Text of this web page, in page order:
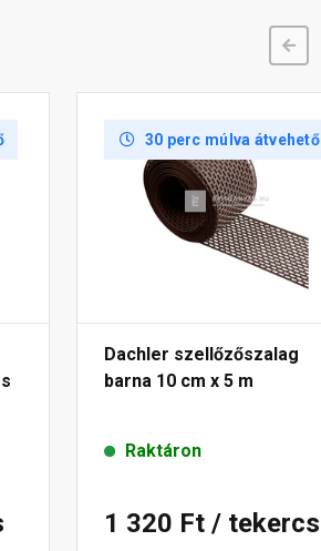
30 perc múlva átvehető
Dachler szellőzőszalag
barna 10 cm x 5 m
Raktáron
1 320 Ft / tekercs